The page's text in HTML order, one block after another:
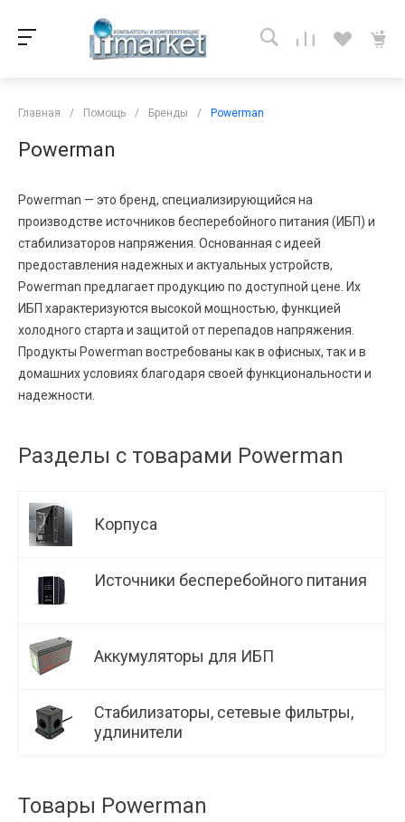
Главная / Помощь / Бренды / Powerman
Powerman
Powerman — это бренд, специализирующийся на
производстве источников бесперебойного питания (ИБП) и
стабилизаторов напряжения. Основанная с идеей
предоставления надежных и актуальных устройств,
Powerman предлагает продукцию по доступной цене. Их
ИБП характеризуются высокой мощностью, функцией
холодного старта и защитой от перепадов напряжения.
Продукты Powerman востребованы как в офисных, так и в
домашних условиях благодаря своей функциональности и
надежности.
Разделы с товарами Powerman
Корпуса
Источники бесперебойного питания
Аккумуляторы для ИБП
Стабилизаторы, сетевые фильтры,
удлинители
Товары Powerman